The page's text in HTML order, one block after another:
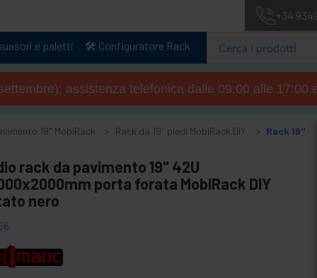
+34
e paletti 🛠️ Configuratore Rack
assistenza telefonica dalle 09:00 alle 17:00
19" MobiRack Rack da 19" piedi MobiRack DIY
Rack 19"
rack da pavimento 19" 42U
porta forata MobiRack DIY
nero